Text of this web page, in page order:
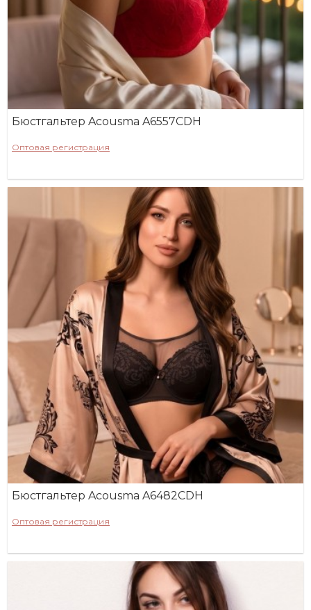
Бюстгальтер Acousma A6557СDH
Оптовая регистрация
Бюстгальтер Acousma A6482CDH
Оптовая регистрация